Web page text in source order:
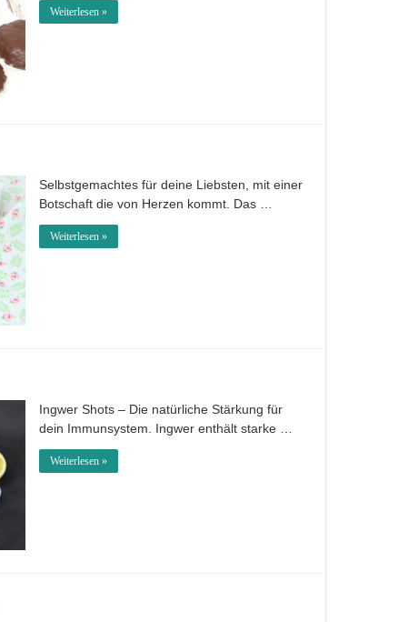
Weiterlesen »
Selbstgemachtes für deine Liebsten, mit einer
Botschaft die von Herzen kommt. Das …
Weiterlesen »
Ingwer Shots – Die natürliche Stärkung für
dein Immunsystem. Ingwer enthält starke …
Weiterlesen »